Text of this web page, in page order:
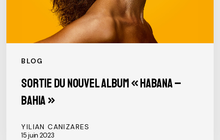
BLOG
Sortie du nouvel album « Habana –
Bahia »
YILIAN CANIZARES
15 juin 2023